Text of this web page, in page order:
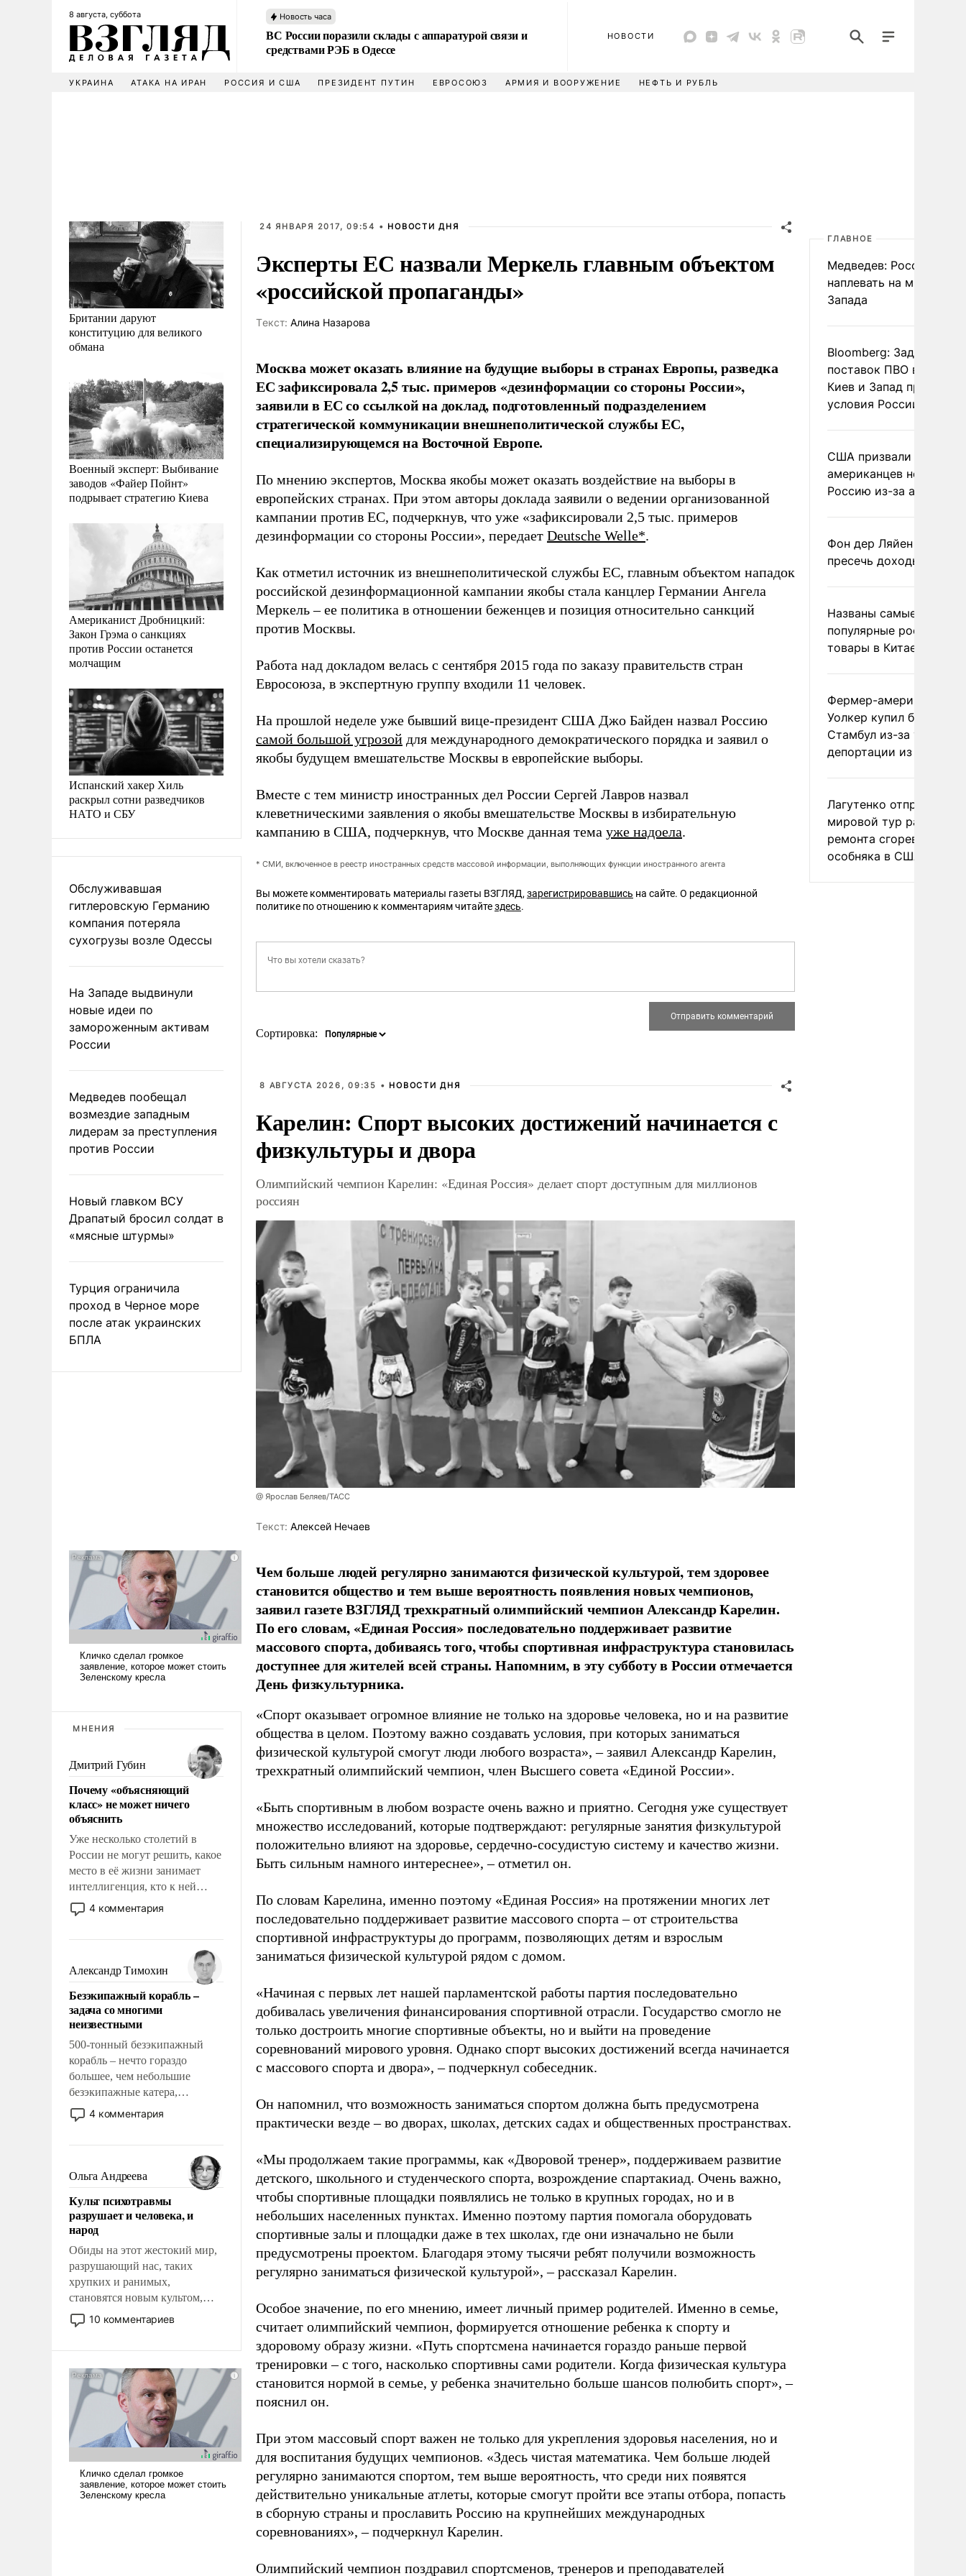
8 августа, суббота Новость часа
ВС России поразили склады с аппаратурой связи и
средствами РЭБ в Одессе
НОВОСТИ
УКРАИНА АТАКА НА ИРАН РОССИЯ И США ПРЕЗИДЕНТ ПУТИН ЕВРОСОЮЗ АРМИЯ И ВООРУЖЕНИЕ НЕФТЬ И РУБЛЬ
Британии даруют
конституцию для великого
обмана
Военный эксперт: Выбивание
заводов «Файер Пойнт»
подрывает стратегию Киева
Американист Дробницкий:
Закон Грэма о санкциях
против России останется
молчащим
Испанский хакер Хиль
раскрыл сотни разведчиков
НАТО и СБУ
Обслуживавшая
гитлеровскую Германию
компания потеряла
сухогрузы возле Одессы
На Западе выдвинули
новые идеи по
замороженным активам
России
Медведев пообещал
возмездие западным
лидерам за преступления
против России
Новый главком ВСУ
Драпатый бросил солдат в
«мясные штурмы»
Турция ограничила
проход в Черное море
после атак украинских
БПЛА
МНЕНИЯ
Дмитрий Губин
Почему «объясняющий
класс» не может ничего
объяснить
Уже несколько столетий в
России не могут решить, какое
место в её жизни занимает
интеллигенция, кто к ней
принадлежит, а кого из неё
исключили с правом
чем она отличается от просто
образованных людей. Иногда
казалось, что эти вопросы
решены раз и навсегда, но –
нет, не решены.
4 комментария
Александр Тимохин
Безэкипажный корабль –
задача со многими
неизвестными
500-тонный безэкипажный
корабль – нечто гораздо
большее, чем небольшие
безэкипажные катера,
применение которых уже
стало обыденностью. Задача по
сложна и амбициозна. Однако
и ее реализация радикально
поднимет наши боевые
возможности.
4 комментария
Ольга Андреева
Культ психотравмы
разрушает и человека, и
народ
Обиды на этот жестокий мир,
разрушающий нас, таких
хрупких и ранимых,
становятся новым культом,
постепенно вытесняя и
отменяя традиционное
ударами судьбы, брать на себя
ответственность, помогать
слабым, идти вперед и
адаптироваться.
10 комментариев
24 ЯНВАРЯ 2017, 09:54 • НОВОСТИ ДНЯ
Эксперты ЕС назвали Меркель главным объектом
«российской пропаганды»
Tекст: Алина Назарова
Москва может оказать влияние на будущие выборы в странах Европы, разведка
ЕС зафиксировала 2,5 тыс. примеров «дезинформации со стороны России»,
заявили в ЕС со ссылкой на доклад, подготовленный подразделением
стратегической коммуникации внешнеполитической службы ЕС,
специализирующемся на Восточной Европе.
По мнению экспертов, Москва якобы может оказать воздействие на выборы в
европейских странах. При этом авторы доклада заявили о ведении организованной
кампании против ЕС, подчеркнув, что уже «зафиксировали 2,5 тыс. примеров
дезинформации со стороны России», передает Deutsche Welle*.
Как отметил источник из внешнеполитической службы ЕС, главным объектом нападок
российской дезинформационной кампании якобы стала канцлер Германии Ангела
Меркель – ее политика в отношении беженцев и позиция относительно санкций
против Москвы.
Работа над докладом велась с сентября 2015 года по заказу правительств стран
Евросоюза, в экспертную группу входили 11 человек.
На прошлой неделе уже бывший вице-президент США Джо Байден назвал Россию
самой большой угрозой для международного демократического порядка и заявил о
якобы будущем вмешательстве Москвы в европейские выборы.
Вместе с тем министр иностранных дел России Сергей Лавров назвал
клеветническими заявления о якобы вмешательстве Москвы в избирательную
кампанию в США, подчеркнув, что Москве данная тема уже надоела.
* СМИ, включенное в реестр иностранных средств массовой информации, выполняющих функции иностранного агента
Вы можете комментировать материалы газеты ВЗГЛЯД, зарегистрировавшись на сайте. О редакционной
политике по отношению к комментариям читайтездесь.
Сортировка:
8 АВГУСТА 2026, 09:35 • НОВОСТИ ДНЯ
Карелин: Спорт высоких достижений начинается с
физкультуры и двора
Олимпийский чемпион Карелин: «Единая Россия» делает спорт доступным для миллионов
россиян
@ Ярослав Беляев/ТАСС
Tекст: Алексей Нечаев
Чем больше людей регулярно занимаются физической культурой, тем здоровее
становится общество и тем выше вероятность появления новых чемпионов,
заявил газете ВЗГЛЯД трехкратный олимпийский чемпион Александр Карелин.
По его словам, «Единая Россия» последовательно поддерживает развитие
массового спорта, добиваясь того, чтобы спортивная инфраструктура становилась
доступнее для жителей всей страны. Напомним, в эту субботу в России отмечается
День физкультурника.
«Спорт оказывает огромное влияние не только на здоровье человека, но и на развитие
общества в целом. Поэтому важно создавать условия, при которых заниматься
физической культурой смогут люди любого возраста», – заявил Александр Карелин,
трехкратный олимпийский чемпион, член Высшего совета «Единой России».
«Быть спортивным в любом возрасте очень важно и приятно. Сегодня уже существует
множество исследований, которые подтверждают: регулярные занятия физкультурой
положительно влияют на здоровье, сердечно-сосудистую систему и качество жизни.
Быть сильным намного интереснее», – отметил он.
По словам Карелина, именно поэтому «Единая Россия» на протяжении многих лет
последовательно поддерживает развитие массового спорта – от строительства
спортивной инфраструктуры до программ, позволяющих детям и взрослым
заниматься физической культурой рядом с домом.
«Начиная с первых лет нашей парламентской работы партия последовательно
добивалась увеличения финансирования спортивной отрасли. Государство смогло не
только достроить многие спортивные объекты, но и выйти на проведение
соревнований мирового уровня. Однако спорт высоких достижений всегда начинается
с массового спорта и двора», – подчеркнул собеседник.
Он напомнил, что возможность заниматься спортом должна быть предусмотрена
практически везде – во дворах, школах, детских садах и общественных пространствах.
«Мы продолжаем такие программы, как «Дворовой тренер», поддерживаем развитие
детского, школьного и студенческого спорта, возрождение спартакиад. Очень важно,
чтобы спортивные площадки появлялись не только в крупных городах, но и в
небольших населенных пунктах. Именно поэтому партия помогала оборудовать
спортивные залы и площадки даже в тех школах, где они изначально не были
предусмотрены проектом. Благодаря этому тысячи ребят получили возможность
регулярно заниматься физической культурой», – рассказал Карелин.
Особое значение, по его мнению, имеет личный пример родителей. Именно в семье,
считает олимпийский чемпион, формируется отношение ребенка к спорту и
здоровому образу жизни. «Путь спортсмена начинается гораздо раньше первой
тренировки – с того, насколько спортивны сами родители. Когда физическая культура
становится нормой в семье, у ребенка значительно больше шансов полюбить спорт», –
пояснил он.
При этом массовый спорт важен не только для укрепления здоровья населения, но и
для воспитания будущих чемпионов. «Здесь чистая математика. Чем больше людей
регулярно занимаются спортом, тем выше вероятность, что среди них появятся
действительно уникальные атлеты, которые смогут пройти все этапы отбора, попасть
в сборную страны и прославить Россию на крупнейших международных
соревнованиях», – подчеркнул Карелин.
Олимпийский чемпион поздравил спортсменов, тренеров и преподавателей
ГЛАВНОЕ
Медведев: России
наплевать на мнение
Запада
Bloomberg: Задержка
поставок ПВО вынудит
Киев и Запад принять
условия России
США призвали
американцев не
Россию из-за атак ВСУ
Фон дер Ляйен
пресечь доходы России
Названы самые
популярные российские
товары в Китае
Фермер-американец
Уолкер купил билет в
Стамбул из-за угрозы
депортации из России
Лагутенко отправился в
мировой тур ради
ремонта сгоревшего
особняка в США